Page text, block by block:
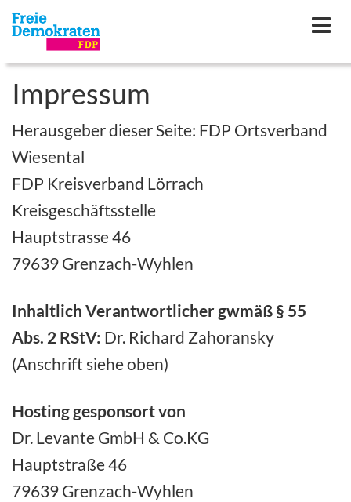
Toggle
Impressum
Herausgeber dieser Seite: FDP Ortsverband
Wiesental
FDP Kreisverband Lörrach
Kreisgeschäftsstelle
Hauptstrasse 46
79639 Grenzach-Wyhlen
Inhaltlich Verantwortlicher gwmäß § 55
Abs. 2 RStV: Dr. Richard Zahoransky
(Anschrift siehe oben)
Hosting gesponsort von
Dr. Levante GmbH & Co.KG
Hauptstraße 46
79639 Grenzach-Wyhlen